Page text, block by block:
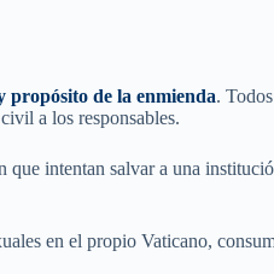
propósito de la enmienda.
a los responsables.
intentan salvar a una
en el propio Vaticano,